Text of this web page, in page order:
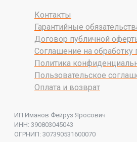
Контакты
Гарантийные
Договор публичной
Соглашение на
Политика
Пользовательское
Оплата и возврат
ИП Иманов Фейруз Яросович
ИНН: 390803045043
ОГРНИП: 307390531600070